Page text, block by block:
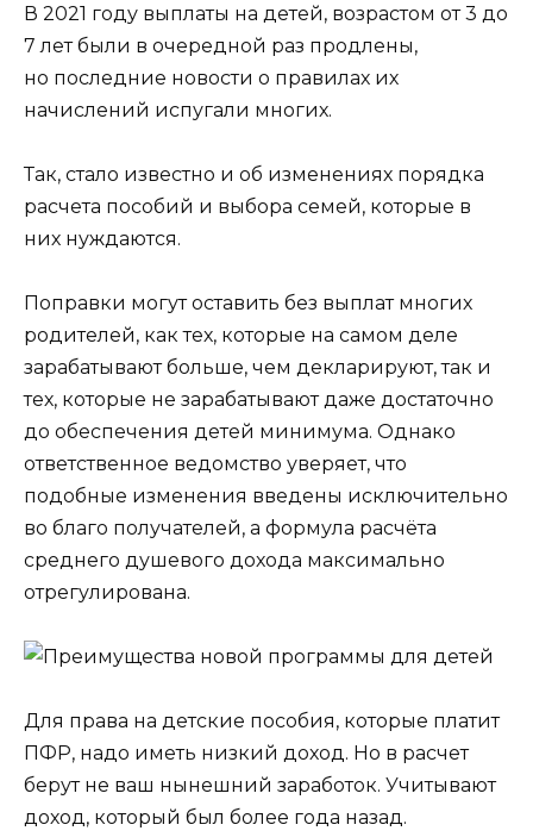
В 2021 году выплаты на детей, возрастом от 3 до
7 лет были в очередной раз продлены,
но последние новости о правилах их
начислений испугали многих.
Так, стало известно и об изменениях порядка
расчета пособий и выбора семей, которые в
них нуждаются.
Поправки могут оставить без выплат многих
родителей, как тех, которые на самом деле
зарабатывают больше, чем декларируют, так и
тех, которые не зарабатывают даже достаточно
до обеспечения детей минимума. Однако
ответственное ведомство уверяет, что
подобные изменения введены исключительно
во благо получателей, а формула расчёта
среднего душевого дохода максимально
отрегулирована.
Для права на детские пособия, которые платит
ПФР, надо иметь низкий доход. Но в расчет
берут не ваш нынешний заработок. Учитывают
доход, который был более года назад.